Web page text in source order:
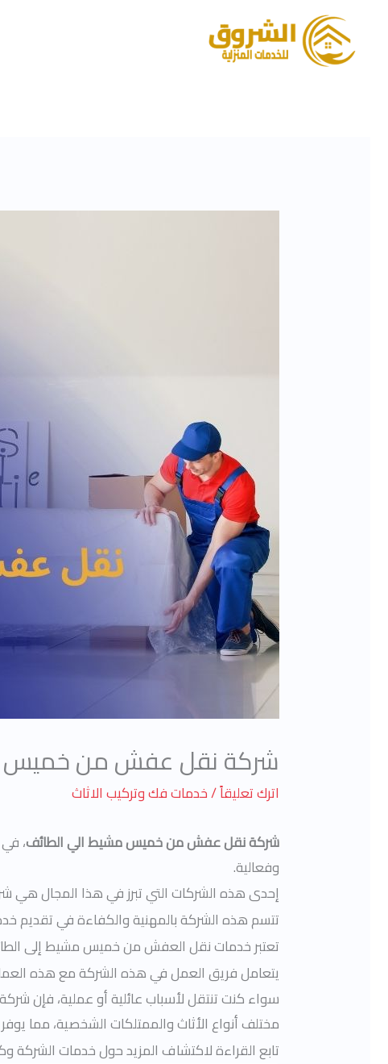
المحتوى
شركة نقل عفش من خميس
اترك تعليقاً/خدمات فك وتركيب الاثاث
شركة نقل عفش من خميس مشيط الي الطائف،
وفعالية.
إحدى هذه الشركات التي تبرز في هذا المجال
تتسم هذه الشركة بالمهنية والكفاءة في تقديم
تعتبر خدمات نقل العفش من خميس مشيط إلى
يتعامل فريق العمل في هذه الشركة مع هذه
سواء كنت تنتقل لأسباب عائلية أو عملية، فإن
مختلف أنواع الأثاث والممتلكات الشخصية، مما
تابع القراءة لاكتشاف المزيد حول خدمات